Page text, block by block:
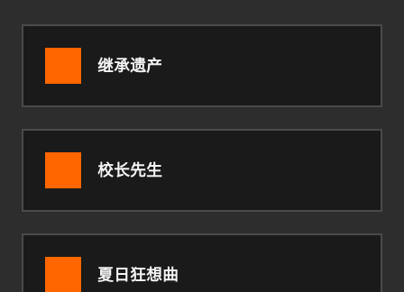
继承遗产
校长先生
夏日狂想曲